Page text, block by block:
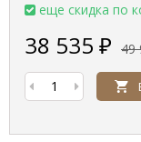
еще скидка по
38 535 ₽ 49